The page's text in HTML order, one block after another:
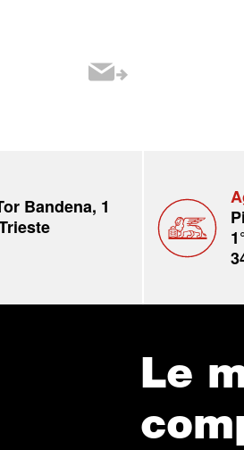
Bandena, 1
Le